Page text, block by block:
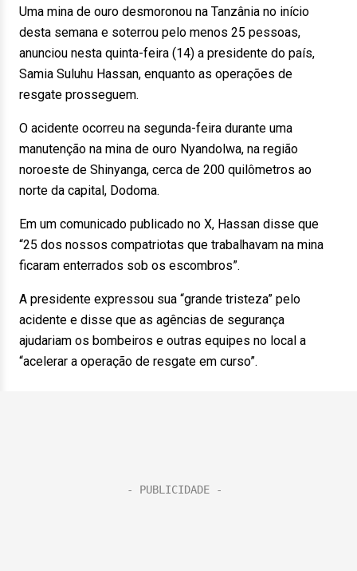
Uma mina de ouro desmoronou na Tanzânia no início
desta semana e soterrou pelo menos 25 pessoas,
anunciou nesta quinta-feira (14) a presidente do país,
Samia Suluhu Hassan, enquanto as operações de
resgate prosseguem.
O acidente ocorreu na segunda-feira durante uma
manutenção na mina de ouro Nyandolwa, na região
noroeste de Shinyanga, cerca de 200 quilômetros ao
norte da capital, Dodoma.
Em um comunicado publicado no X, Hassan disse que
“25 dos nossos compatriotas que trabalhavam na mina
ficaram enterrados sob os escombros”.
A presidente expressou sua “grande tristeza” pelo
acidente e disse que as agências de segurança
ajudariam os bombeiros e outras equipes no local a
“acelerar a operação de resgate em curso”.